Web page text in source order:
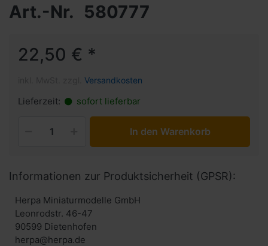
Art.-Nr. 580777
22,50 € *
Versandkosten
Lieferzeit: sofort lieferbar
In den Warenkorb
Informationen zur Produktsicherheit (GPSR):
Herpa Miniaturmodelle GmbH
Leonrodstr. 46-47
90599 Dietenhofen
herpa@herpa.de